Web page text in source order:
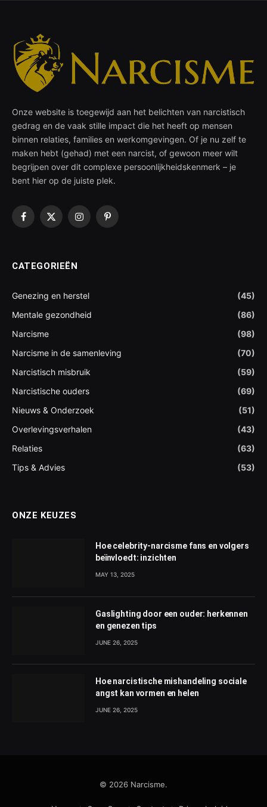
Onze website is toegewijd aan het belichten van narcistisch
gedrag en de vaak stille impact die het heeft op mensen
binnen relaties, families en werkomgevingen. Of je nu zelf te
maken hebt (gehad) met een narcist, of gewoon meer wilt
begrijpen over dit complexe persoonlijkheidskenmerk – je
bent hier op de juiste plek.
Facebook
X
InstagramPinterest
CATEGORIEËN
Genezing en herstel
(45)
Mentale gezondheid
(86)
Narcisme
(98)
Narcisme in de samenleving
(70)
Narcistisch misbruik
(59)
Narcistische ouders
(69)
Nieuws & Onderzoek
(51)
Overlevingsverhalen
(43)
Relaties
(63)
Tips & Advies
(53)
ONZE KEUZES
Hoe celebrity-narcisme fans en volgers
beïnvloedt: inzichten
MAY 13, 2025
Gaslighting door een ouder: herkennen
en genezen tips
JUNE 26, 2025
Hoe narcistische mishandeling sociale
angst kan vormen en helen
JUNE 26, 2025
© 2026 Narcisme.